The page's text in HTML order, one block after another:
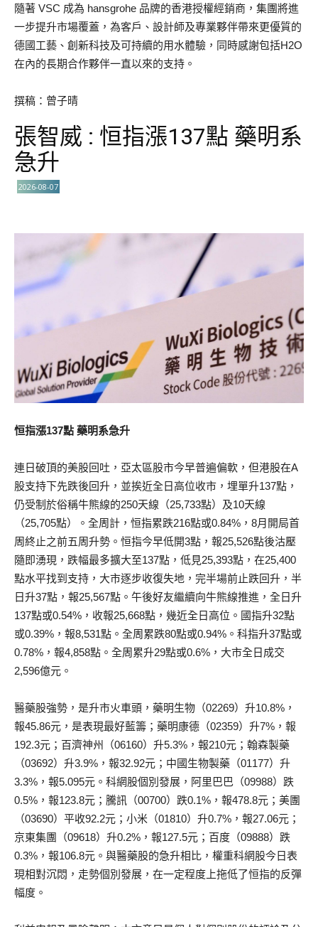
隨著 VSC 成為 hansgrohe 品牌的香港授權經銷商，集團將進
一步提升市場覆蓋，為客戶、設計師及專業夥伴帶來更優質的
德國工藝、創新科技及可持續的用水體驗，同時感謝包括H2O
在內的長期合作夥伴一直以來的支持。
撰稿：曾子晴
張智威 : 恒指漲137點 藥明系
急升
2026-08-07
恒指漲137點 藥明系急升
連日破頂的美股回吐，亞太區股市今早普遍偏軟，但港股在A
股支持下先跌後回升，並挨近全日高位收市，埋單升137點，
仍受制於俗稱牛熊線的250天線（25,733點）及10天線
（25,705點）。全周計，恒指累跌216點或0.84%，8月開局首
周終止之前五周升勢。恒指今早低開3點，報25,526點後沽壓
隨即湧現，跌幅最多擴大至137點，低見25,393點，在25,400
點水平找到支持，大市逐步收復失地，完半場前止跌回升，半
日升37點，報25,567點。午後好友繼續向牛熊線推進，全日升
137點或0.54%，收報25,668點，幾近全日高位。國指升32點
或0.39%，報8,531點。全周累跌80點或0.94%。科指升37點或
0.78%，報4,858點。全周累升29點或0.6%，大市全日成交
2,596億元。
醫藥股強勢，是升市火車頭，藥明生物（02269）升10.8%，
報45.86元，是表現最好藍籌；藥明康德（02359）升7%，報
192.3元；百濟神州（06160）升5.3%，報210元；翰森製藥
（03692）升3.9%，報32.92元；中國生物製藥（01177）升
3.3%，報5.095元。科網股個別發展，阿里巴巴（09988）跌
0.5%，報123.8元；騰訊（00700）跌0.1%，報478.8元；美團
（03690）平收92.2元；小米（01810）升0.7%，報27.06元；
京東集團（09618）升0.2%，報127.5元；百度（09888）跌
0.3%，報106.8元。與醫藥股的急升相比，權重科網股今日表
現相對沉悶，走勢個別發展，在一定程度上拖低了恒指的反彈
幅度。